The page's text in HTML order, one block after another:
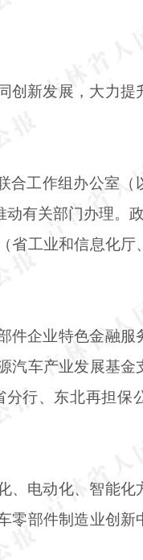
创新发展，大力提
合工作组办公室（
有关部门办理。
省工业和信息化厅
件企业特色金融服
汽车产业发展基金
行、东北再担保
、电动化、智能化
部件制造业创新